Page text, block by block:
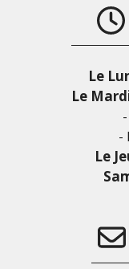
Le
Le
-
Le